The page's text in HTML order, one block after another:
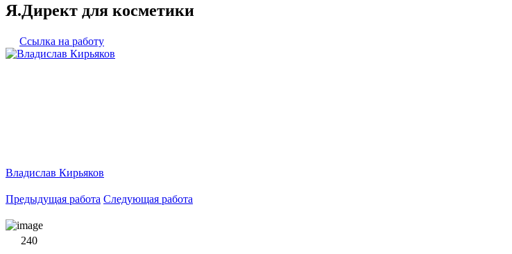
Я.Директ для косметики
Ссылка на работу
Владислав Кирьяков
Предыдущая работа Следующая работа
240